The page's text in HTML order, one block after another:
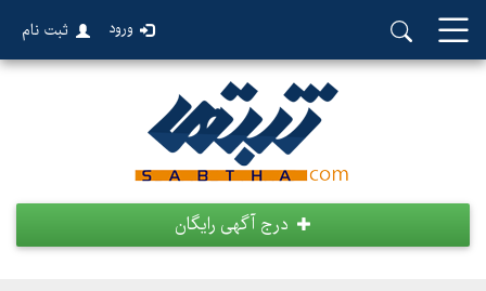
ورود ثبت نام
درج آگهی رایگان